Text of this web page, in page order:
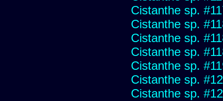
Cistanthe sp.
Cistanthe sp.
Cistanthe sp.
Cistanthe sp.
Cistanthe sp.
Cistanthe sp.
Cistanthe sp.